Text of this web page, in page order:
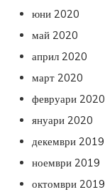
юни 2020
май 2020
април 2020
март 2020
февруари 2020
януари 2020
декември 2019
ноември 2019
октомври 2019